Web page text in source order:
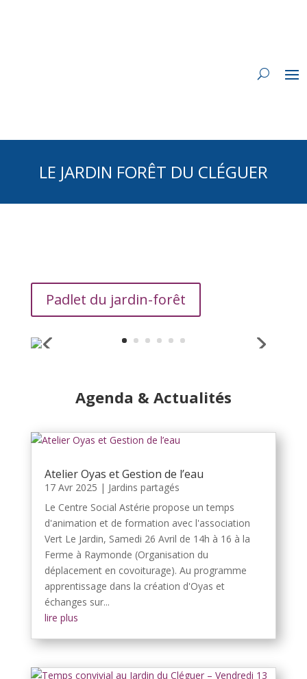
LE JARDIN FORÊT DU CLÉGUER
Padlet du jardin-forêt
Agenda & Actualités
Atelier Oyas et Gestion de l’eau
17 Avr 2025 | Jardins partagés
Le Centre Social Astérie propose un temps
d'animation et de formation avec l'association
Vert Le Jardin, Samedi 26 Avril de 14h à 16 à la
Ferme à Raymonde (Organisation du
déplacement en covoiturage). Au programme
apprentissage dans la création d'Oyas et
échanges sur...
lire plus